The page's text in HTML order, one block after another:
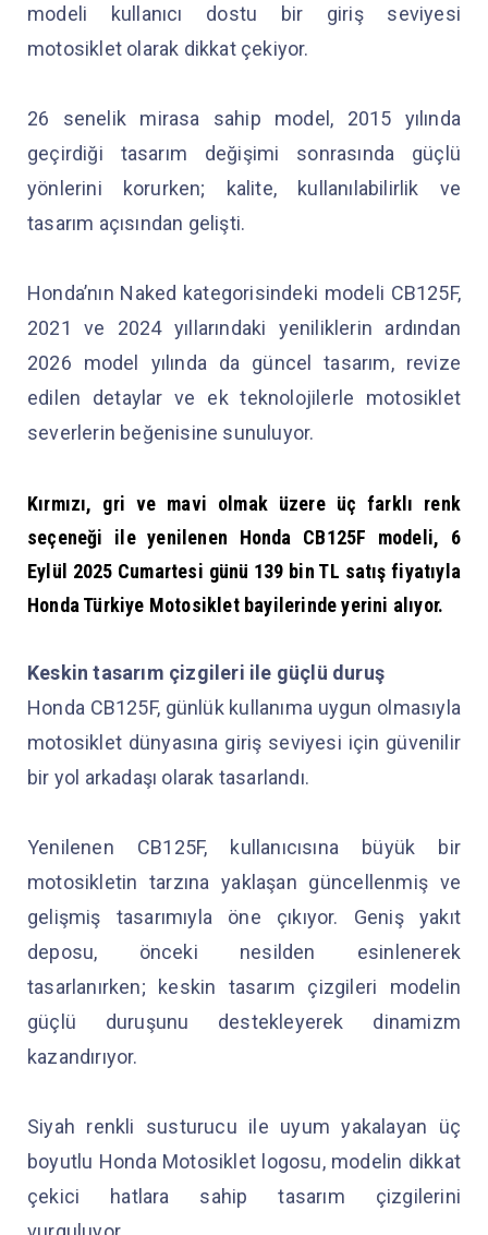
modeli kullanıcı dostu bir giriş seviyesi
motosiklet olarak dikkat çekiyor.
26 senelik mirasa sahip model, 2015 yılında
geçirdiği tasarım değişimi sonrasında güçlü
yönlerini korurken; kalite, kullanılabilirlik ve
tasarım açısından gelişti.
Honda’nın Naked kategorisindeki modeli CB125F,
2021 ve 2024 yıllarındaki yeniliklerin ardından
2026 model yılında da güncel tasarım, revize
edilen detaylar ve ek teknolojilerle motosiklet
severlerin beğenisine sunuluyor.
Kırmızı, gri ve mavi olmak üzere üç farklı renk
seçeneği ile yenilenen Honda CB125F modeli, 6
Eylül 2025 Cumartesi günü 139 bin TL satış fiyatıyla
Honda Türkiye Motosiklet bayilerinde yerini alıyor.
Keskin tasarım çizgileri ile güçlü duruş
Honda CB125F, günlük kullanıma uygun olmasıyla
motosiklet dünyasına giriş seviyesi için güvenilir
bir yol arkadaşı olarak tasarlandı.
Yenilenen CB125F, kullanıcısına büyük bir
motosikletin tarzına yaklaşan güncellenmiş ve
gelişmiş tasarımıyla öne çıkıyor. Geniş yakıt
deposu, önceki nesilden esinlenerek
tasarlanırken; keskin tasarım çizgileri modelin
güçlü duruşunu destekleyerek dinamizm
kazandırıyor.
Siyah renkli susturucu ile uyum yakalayan üç
boyutlu Honda Motosiklet logosu, modelin dikkat
çekici hatlara sahip tasarım çizgilerini